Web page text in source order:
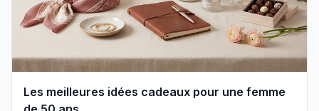
Les meilleures idées cadeaux pour une femme